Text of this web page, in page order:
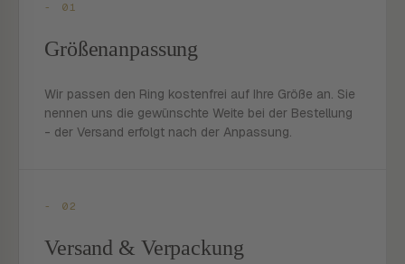
- 01
Größenanpassung
Wir passen den Ring kostenfrei auf Ihre Größe an. Sie
nennen uns die gewünschte Weite bei der Bestellung
- der Versand erfolgt nach der Anpassung.
- 02
Versand & Verpackung